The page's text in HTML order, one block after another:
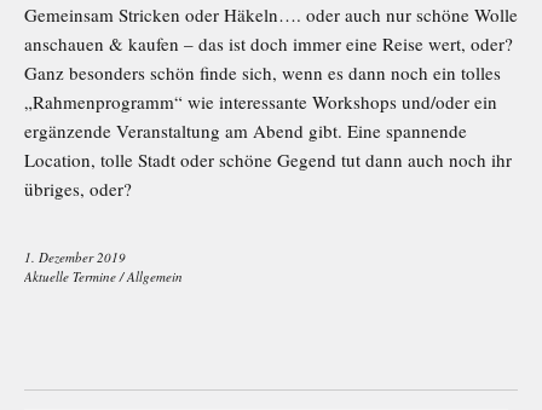
Gemeinsam Stricken oder Häkeln…. oder auch nur schöne Wolle
anschauen & kaufen – das ist doch immer eine Reise wert, oder?
Ganz besonders schön finde sich, wenn es dann noch ein tolles
„Rahmenprogramm“ wie interessante Workshops und/oder ein
ergänzende Veranstaltung am Abend gibt. Eine spannende
Location, tolle Stadt oder schöne Gegend tut dann auch noch ihr
übriges, oder?
1. Dezember 2019
Aktuelle Termine /Allgemein